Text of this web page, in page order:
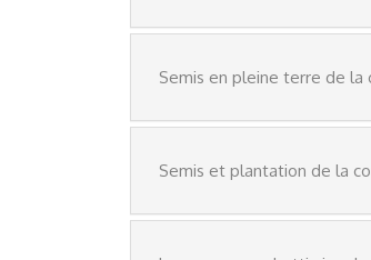
Semis en pleine terre de la
Semis et plantation de la